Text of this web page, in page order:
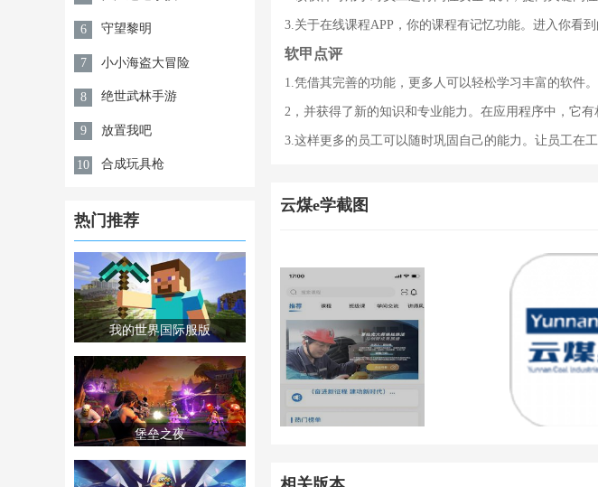
6 守望黎明
7 小小海盗大冒险
8 绝世武林手游
9 放置我吧
10 合成玩具枪
热门推荐
我的世界国际服版
堡垒之夜
3.关于在线课程APP，你的课程有记忆功能。进入你看到
软甲点评
1.凭借其完善的功能，更多人可以轻松学习丰富的软件。
2，并获得了新的知识和专业能力。在应用程序中，它有
3.这样更多的员工可以随时巩固自己的能力。让员工在工
云煤e学截图